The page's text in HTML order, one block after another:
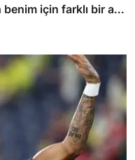
benim için farklı bir a...